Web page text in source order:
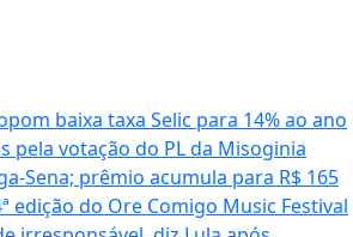
baixa taxa Selic para 14% ao ano
pela votação do PL da Misoginia
Sena; prêmio acumula para R$ 165
edição do Ore Comigo Music Festival